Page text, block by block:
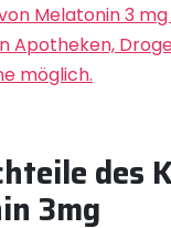
Melatonin 3
Apotheken,
möglich.
des
3mg